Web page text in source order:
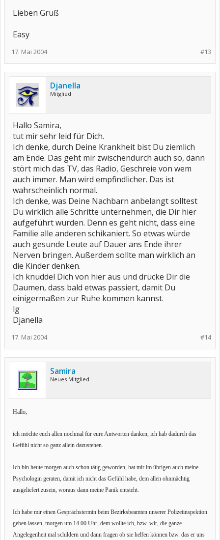
Lieben Gruß
Easy
#13
17. Mai 2004
Djanella
Mitglied
Hallo Samira,
tut mir sehr leid für Dich.
Ich denke, durch Deine Krankheit bist Du ziemlich
am Ende. Das geht mir zwischendurch auch so, dann
stört mich das TV, das Radio, Geschreie von wem
auch immer. Man wird empfindlicher. Das ist
wahrscheinlich normal.
Ich denke, was Deine Nachbarn anbelangt solltest
Du wirklich alle Schritte unternehmen, die Dir hier
aufgeführt wurden. Denn es geht nicht, dass eine
Familie alle anderen schikaniert. So etwas würde
auch gesunde Leute auf Dauer ans Ende ihrer
Nerven bringen. Außerdem sollte man wirklich an
die Kinder denken.
Ich knuddel Dich von hier aus und drücke Dir die
Daumen, dass bald etwas passiert, damit Du
einigermaßen zur Ruhe kommen kannst.
lg
Djanella
#14
17. Mai 2004
Samira
Neues Mitglied
Hallo,
ich möchte euch allen nochmal für eure Antworten danken, ich hab dadurch das
Gefühl nicht so ganz allein dazustehen.
Ich bin heute morgen auch schon tätig geworden, hat mir im übrigen auch meine
Psychologin geraten, damit ich nicht das Gefühl habe, dem allen ohnmächtig
ausgeliefert zusein, woraus dann meine Panik entsteht.
Ich habe mir einen Gesprächstermin beim Bezirksbeamten unserer Polizeiinspektion
geben lassen, morgen um 14.00 Uhr, dem wollte ich, bzw. wir, die ganze
Angelegenheit mal schildern und dann fragen ob sie helfen können bzw. das er uns